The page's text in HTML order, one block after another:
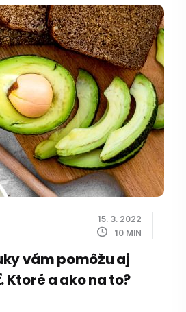
15. 3. 2022
10 MIN
vám pomôžu aj
Ktoré a ako na to?